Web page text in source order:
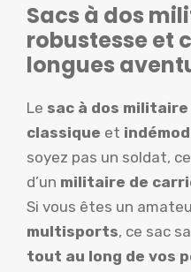
Sacs à dos
robustesse et
longues
Le sac à dos militaire
classique et
soyez pas un soldat,
d’un militaire de
Si vous êtes un
multisports, ce sac
tout au long de vos